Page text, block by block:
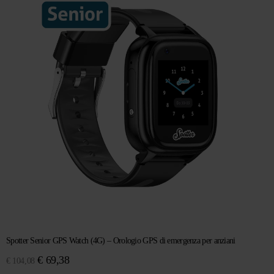
Spotter Senior GPS Watch (4G) – Orologio GPS di emergenza per anziani
€ 104,08 Il
€ 69,38Il